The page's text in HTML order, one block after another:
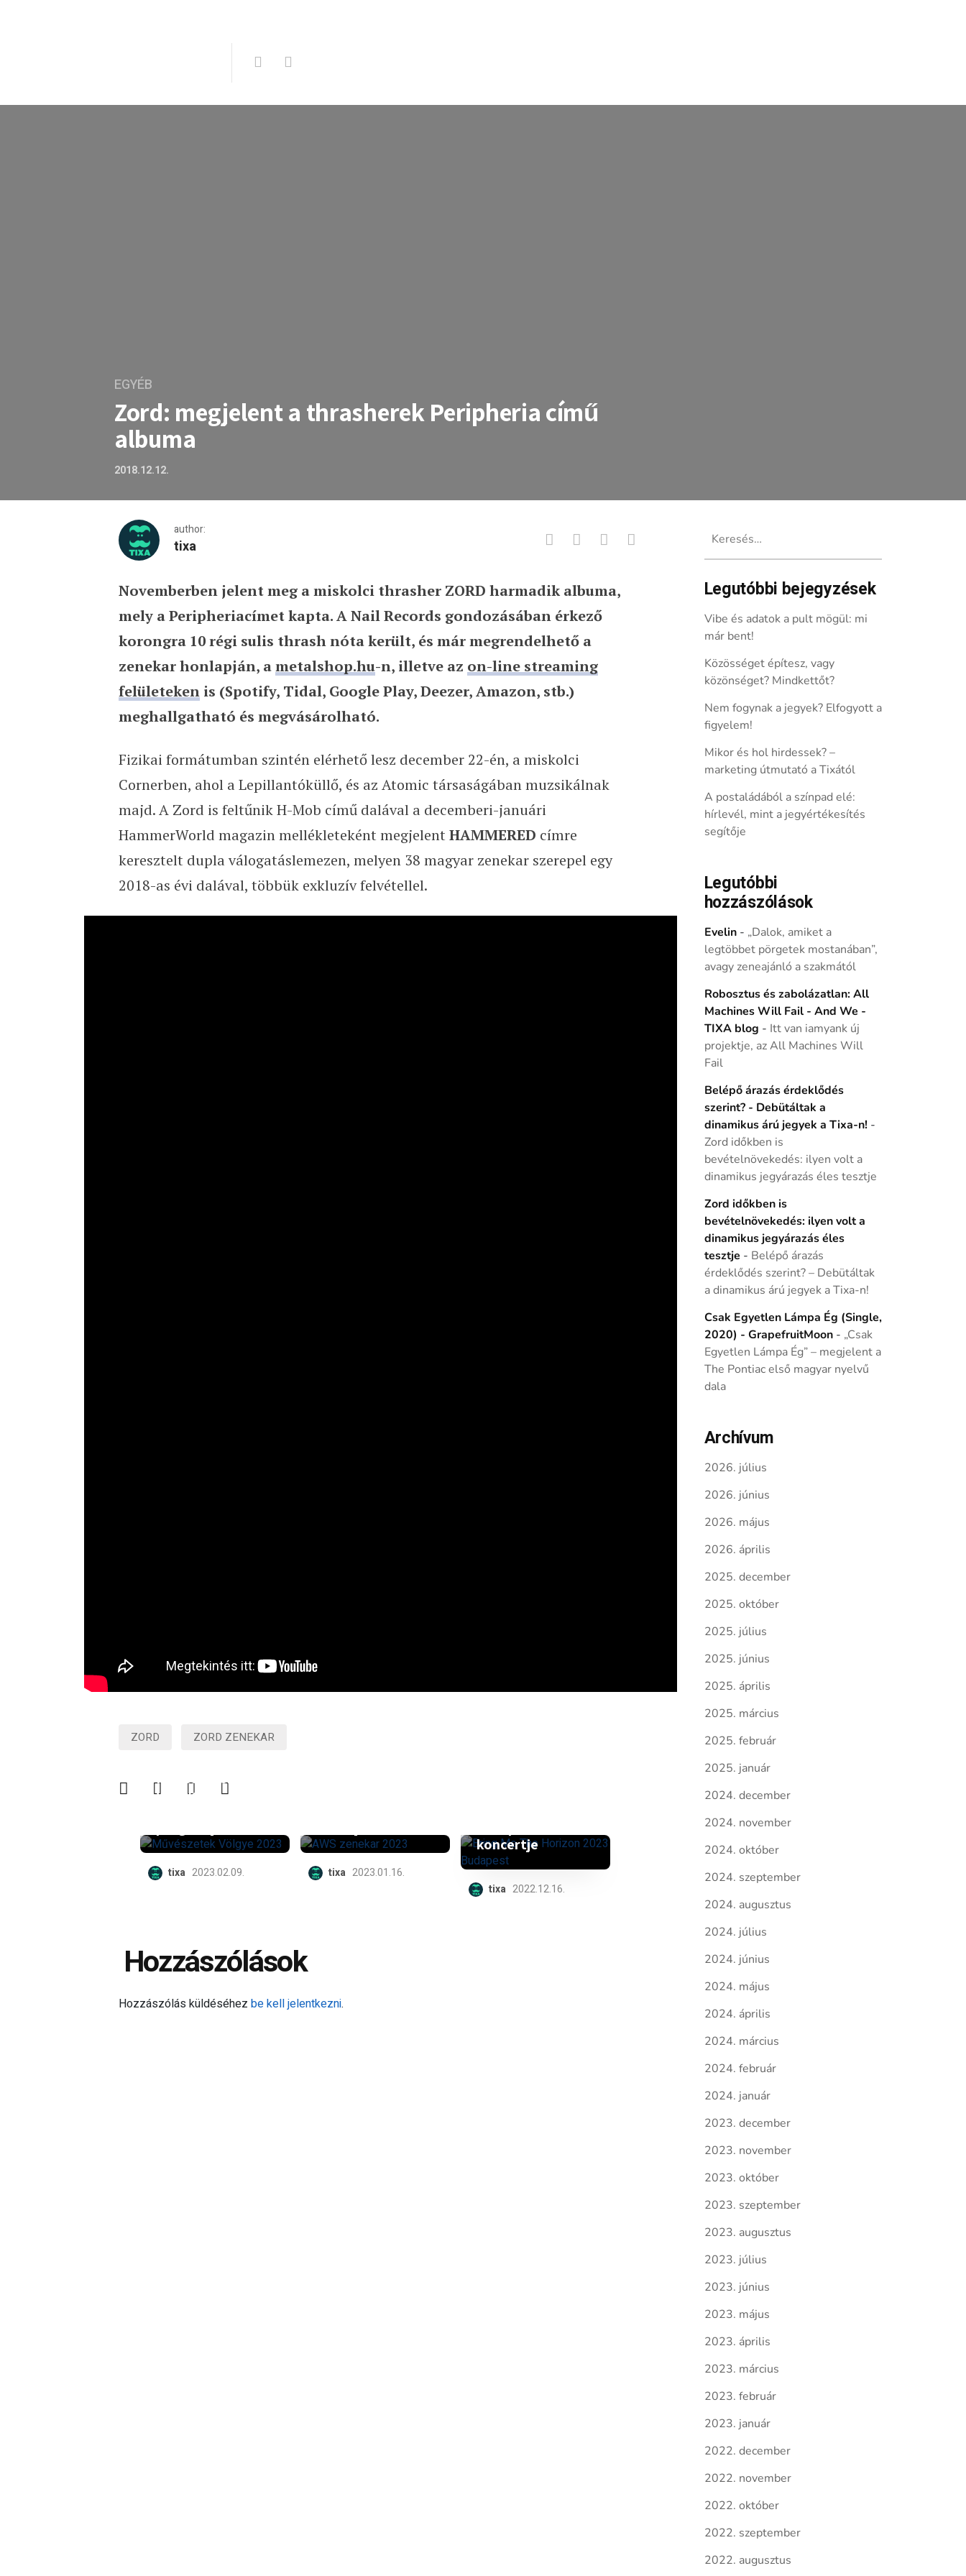
EGYÉB
Zord: megjelent a thrasherek Peripheria című
albuma
2018.12.12.
author:
tixa
Zord: megjelent a thrasherek Peripheria című albuma
Novemberben jelent meg a miskolci thrasher ZORD harmadik albuma,
mely a Peripheriacímet kapta. A Nail Records gondozásában érkező
korongra 10 régi sulis thrash nóta került, és már megrendelhető a
zenekar honlapján, ametalshop.hu-n, illetve az on-line streaming
felületekenis (Spotify, Tidal, Google Play, Deezer, Amazon, stb.)
meghallgatható és megvásárolható.
Fizikai formátumban szintén elérhető lesz december 22-én, a miskolci
Cornerben, ahol a Lepillantóküllő, és az Atomic társaságában muzsikálnak
majd. A Zord is feltűnik H-Mob című dalával a decemberi-januári
HammerWorld magazin mellékleteként megjelent HAMMERED címre
keresztelt dupla válogatáslemezen, melyen 38 magyar zenekar szerepel egy
2018-as évi dalával, többük exkluzív felvétellel.
ZORD ZORD ZENEKAR
Művészetek
Völgye
tixa 2023.02.09. tixa 2023.01.16.
koncertje
tixa 2022.12.16.
Hozzászólások
Hozzászólás küldéséhez be kell jelentkezni.
Legutóbbi bejegyzések
Vibe és adatok a pult mögül: mi
már bent!
Közösséget építesz, vagy
közönséget? Mindkettőt?
Nem fogynak a jegyek? Elfogyott a
figyelem!
Mikor és hol hirdessek? –
marketing útmutató a Tixától
A postaládából a színpad elé:
hírlevél, mint a jegyértékesítés
segítője
Legutóbbi
hozzászólások
Evelin- „Dalok, amiket a
legtöbbet pörgetek mostanában”,
avagy zeneajánló a szakmától
Robosztus és zabolázatlan: All
Machines Will Fail - And We -
TIXA blog - Itt van iamyank új
projektje, az All Machines Will
Fail
Belépő árazás érdeklődés
szerint? - Debütáltak a
dinamikus árú jegyek a Tixa-n! -
Zord időkben is
bevételnövekedés: ilyen volt a
dinamikus jegyárazás éles tesztje
Zord időkben is
bevételnövekedés: ilyen volt a
dinamikus jegyárazás éles
tesztje - Belépő árazás
érdeklődés szerint? – Debütáltak
a dinamikus árú jegyek a Tixa-n!
Csak Egyetlen Lámpa Ég (Single,
2020) - GrapefruitMoon- „Csak
Egyetlen Lámpa Ég” – megjelent a
The Pontiac első magyar nyelvű
dala
Archívum
2026. július
2026. június
2026. május
2026. április
2025. december
2025. október
2025. július
2025. június
2025. április
2025. március
2025. február
2025. január
2024. december
2024. november
2024. október
2024. szeptember
2024. augusztus
2024. július
2024. június
2024. május
2024. április
2024. március
2024. február
2024. január
2023. december
2023. november
2023. október
2023. szeptember
2023. augusztus
2023. július
2023. június
2023. május
2023. április
2023. március
2023. február
2023. január
2022. december
2022. november
2022. október
2022. szeptember
2022. augusztus